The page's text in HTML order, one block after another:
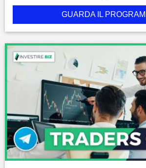
GUARDA IL